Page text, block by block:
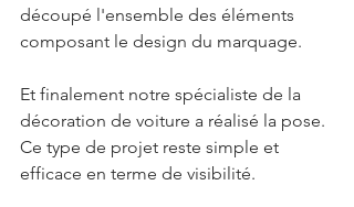
découpé l'ensemble des éléments
composant le design du marquage.
Et finalement notre spécialiste de la
décoration de voiture a réalisé la pose.
Ce type de projet reste simple et
efficace en terme de visibilité.